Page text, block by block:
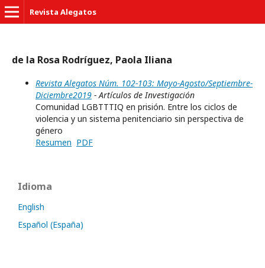
Revista Alegatos
de la Rosa Rodríguez, Paola Iliana
Revista Alegatos Núm. 102-103: Mayo-Agosto/Septiembre-
Diciembre2019 - Artículos de Investigación
Comunidad LGBTTTIQ en prisión. Entre los ciclos de
violencia y un sistema penitenciario sin perspectiva de
género
Resumen PDF
Idioma
English
Español (España)